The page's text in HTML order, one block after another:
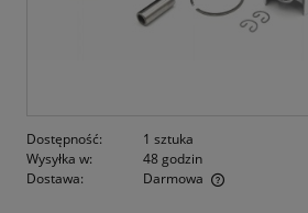
Dostępność:
1 sztuka
Wysyłka w:
48 godzin
Dostawa:
Darmowa
Cena nie zawiera ewentualnych